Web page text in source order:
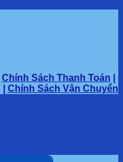
Chính Sách Thanh Toán
Chính Sách Vận Chuyển